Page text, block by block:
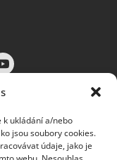
k ukládání a/nebo
jsou soubory cookies.
údaje, jako je
cookies |